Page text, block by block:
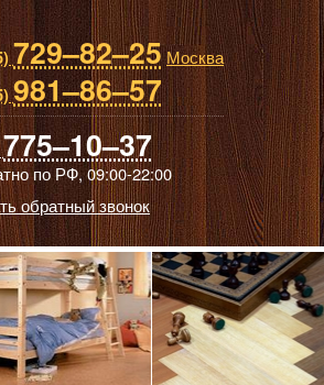
паркет
729–82–25 Москва
981–86–57
775–10–37
по РФ,09:00-22:00
обратный звонок